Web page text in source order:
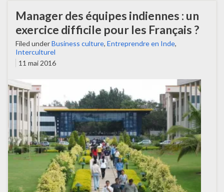
Manager des équipes indiennes : un
exercice difficile pour les Français ?
Filed underBusiness culture, Entreprendre en Inde,
Interculturel
11 mai 2016